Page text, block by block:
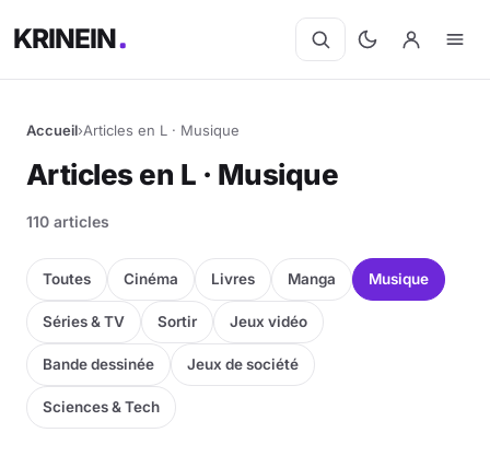
KRINEIN
Cinéma
Séries
Manga
BD
Livres
Jeux vidéo
Accueil›Articles en L · Musique
Articles en L · Musique
110 articles
Toutes Cinéma Livres Manga Musique
Séries & TV Sortir Jeux vidéo
Bande dessinée Jeux de société
Sciences & Tech